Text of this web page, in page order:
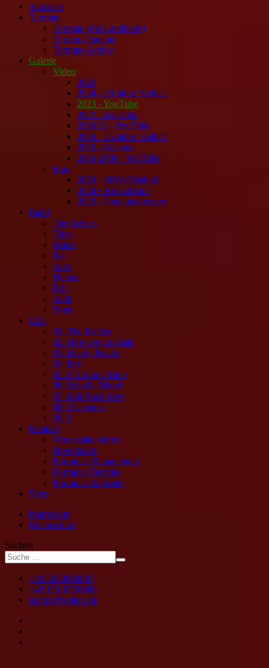
Startseite
Termine
Termine (mit Landkarte)
Termin-Timeline
Termine-Archiv
Galerie
Video
2026
2024 - 30 Jahre 'Keltics'
2023 - YouTube
2022 - YouTube
2020/21 - YouTube
2019 - 25 Jahre 'Keltics'
2010 - Wacken
2019-2008 - YouTube
Foto
2024 - SüWi-Festival
2024 • Keltic4Kids
2023 - Neujahrskonzert
Band
The Keltics
Thys
Matze
Kai
Alex
Dennis
Eric
Addi
Sven
CDs
01. The Keltics
02. Here we go again
03. Rocky Roads
04. live
05. It´s About Time
06. Rebel´s Blood
07. Kilt Rock Live
08. Clansmen
09. 9
Kontakt
Veranstalter-Infos
Downloads
Formular Management
Formular Technik
Formular Webseite
Shop
Impressum
Datenschutz
Suchen
+49 5053900887
+49 171 6776068
keltics@keltics.de